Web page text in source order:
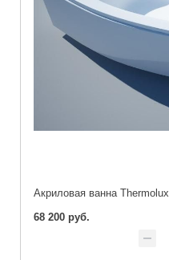
Акриловая ванна
68 200 руб.